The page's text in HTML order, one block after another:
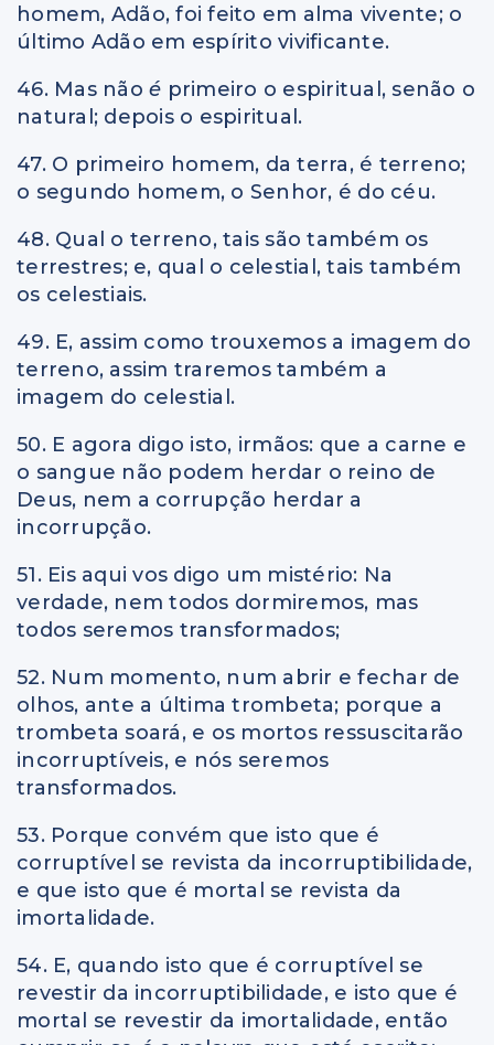
homem, Adão, foi feito em alma vivente; o
último Adão em espírito vivificante.
46. Mas não é primeiro o espiritual, senão o
natural; depois o espiritual.
47. O primeiro homem, da terra, é terreno;
o segundo homem, o Senhor, é do céu.
48. Qual o terreno, tais são também os
terrestres; e, qual o celestial, tais também
os celestiais.
49. E, assim como trouxemos a imagem do
terreno, assim traremos também a
imagem do celestial.
50. E agora digo isto, irmãos: que a carne e
o sangue não podem herdar o reino de
Deus, nem a corrupção herdar a
incorrupção.
51. Eis aqui vos digo um mistério: Na
verdade, nem todos dormiremos, mas
todos seremos transformados;
52. Num momento, num abrir e fechar de
olhos, ante a última trombeta; porque a
trombeta soará, e os mortos ressuscitarão
incorruptíveis, e nós seremos
transformados.
53. Porque convém que isto que é
corruptível se revista da incorruptibilidade,
e que isto que é mortal se revista da
imortalidade.
54. E, quando isto que é corruptível se
revestir da incorruptibilidade, e isto que é
mortal se revestir da imortalidade, então